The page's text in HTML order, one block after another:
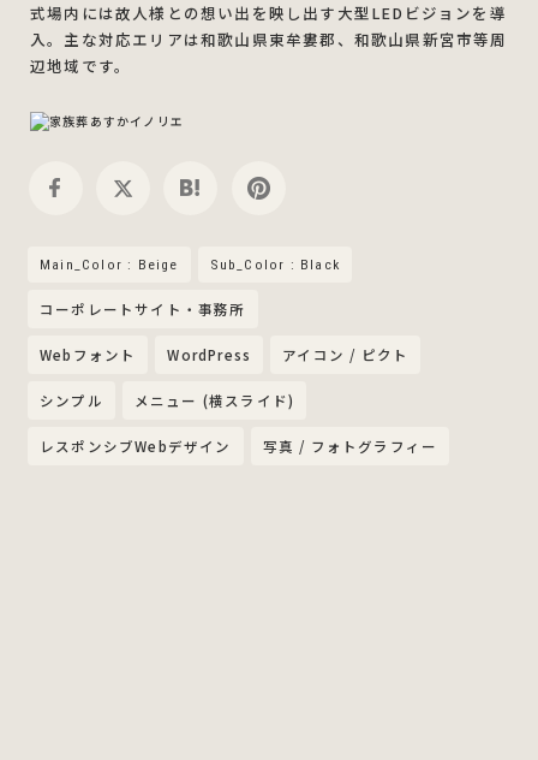
式場内には故人様との想い出を映し出す大型LEDビジョンを導
入。主な対応エリアは和歌山県東牟婁郡、和歌山県新宮市等周
辺地域です。
Main_Color : Beige Sub_Color : Black
コーポレートサイト・事務所
Webフォント WordPress アイコン / ピクト
シンプル メニュー (横スライド)
レスポンシブWebデザイン 写真 / フォトグラフィー